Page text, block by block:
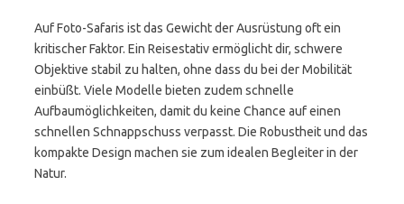
Auf Foto-Safaris ist das Gewicht der Ausrüstung oft ein
kritischer Faktor. Ein Reisestativ ermöglicht dir, schwere
Objektive stabil zu halten, ohne dass du bei der Mobilität
einbüßt. Viele Modelle bieten zudem schnelle
Aufbaumöglichkeiten, damit du keine Chance auf einen
schnellen Schnappschuss verpasst. Die Robustheit und das
kompakte Design machen sie zum idealen Begleiter in der
Natur.